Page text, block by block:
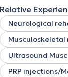
seek effective
quality of life
Relative
Neurological
Ultrasound
PRP injections/